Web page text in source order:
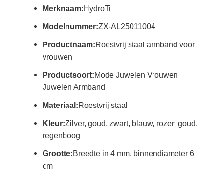
Merknaam:HydroTi
Modelnummer:ZX-AL25011004
Productnaam:Roestvrij staal armband voor
vrouwen
Productsoort:Mode Juwelen Vrouwen
Juwelen Armband
Materiaal:Roestvrij staal
Kleur:Zilver, goud, zwart, blauw, rozen goud,
regenboog
Grootte:Breedte in 4 mm, binnendiameter 6
cm